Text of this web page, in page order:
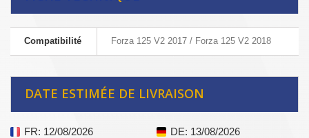
Compatibilité Forza 125 V2 2017 / Forza 125 V2 2018
DATE ESTIMÉE DE LIVRAISON
FR: 12/08/2026 DE: 13/08/2026